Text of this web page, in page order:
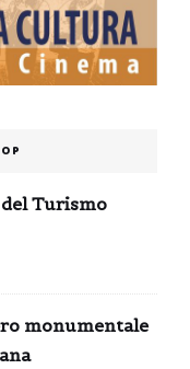
Turismo
monumentale